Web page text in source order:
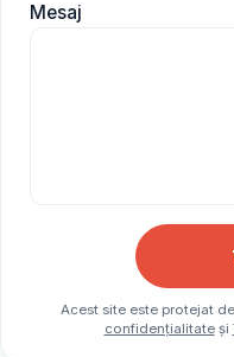
Mesaj
Acest site este protejat
confidențialitateși